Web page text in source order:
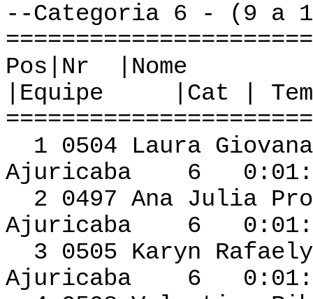
--Categoria 6 - (9 a
Pos|Nr
|Equipe |Cat |
1 0504 Laura
Ajuricaba 6
2 0497 Ana Julia
Ajuricaba 6
3 0505 Karyn
Ajuricaba 6